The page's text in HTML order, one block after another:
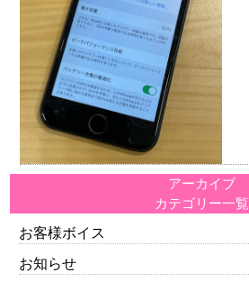
アーカイブ
カテゴリー一覧
お客様ボイス
お知らせ